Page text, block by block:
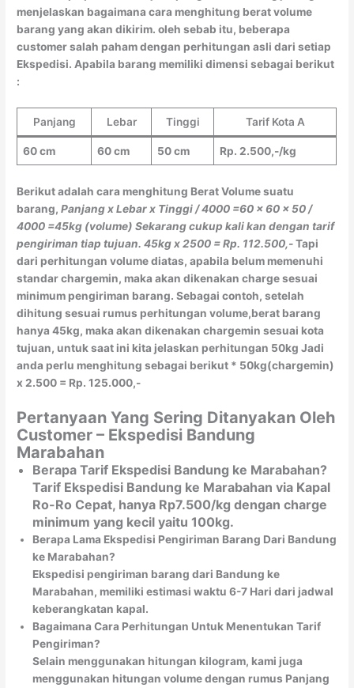
menjelaskan bagaimana cara menghitung berat volume
barang yang akan dikirim. oleh sebab itu, beberapa
customer salah paham dengan perhitungan asli dari setiap
Ekspedisi. Apabila barang memiliki dimensi sebagai berikut
:
Panjang Lebar Tinggi Tarif Kota A
60 cm 60 cm 50 cm Rp. 2.500,-/kg
Berikut adalah cara menghitung Berat Volume suatu
barang,Panjang x Lebar x Tinggi / 4000 =60 x 60 x 50 /
4000 =45kg (volume) Sekarang cukup kali kan dengan tarif
pengiriman tiap tujuan. 45kg x 2500 = Rp. 112.500,-Tapi
dari perhitungan volume diatas, apabila belum memenuhi
standar chargemin, maka akan dikenakan charge sesuai
minimum pengiriman barang. Sebagai contoh, setelah
dihitung sesuai rumus perhitungan volume,berat barang
hanya 45kg, maka akan dikenakan chargemin sesuai kota
tujuan, untuk saat ini kita jelaskan perhitungan 50kg Jadi
anda perlu menghitung sebagai berikut * 50kg(chargemin)
x 2.500 = Rp. 125.000,-
Pertanyaan Yang Sering Ditanyakan Oleh
Customer – Ekspedisi Bandung
Marabahan
Berapa Tarif Ekspedisi Bandung ke Marabahan?
Tarif Ekspedisi Bandung ke Marabahan via Kapal
Ro-Ro Cepat, hanya Rp7.500/kg dengan charge
minimum yang kecil yaitu 100kg.
Berapa Lama Ekspedisi Pengiriman Barang Dari Bandung
ke Marabahan?
Ekspedisi pengiriman barang dari Bandung ke
Marabahan, memiliki estimasi waktu 6-7 Hari dari jadwal
keberangkatan kapal.
Bagaimana Cara Perhitungan Untuk Menentukan Tarif
Pengiriman?
Selain menggunakan hitungan kilogram, kami juga
menggunakan hitungan volume dengan rumus Panjang